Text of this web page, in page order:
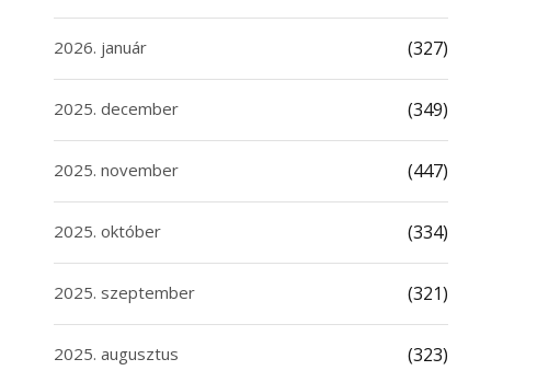
2026. január (327)
2025. december (349)
2025. november (447)
2025. október (334)
2025. szeptember (321)
2025. augusztus (323)